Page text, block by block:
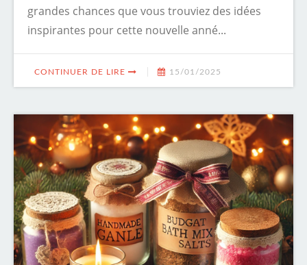
grandes chances que vous trouviez des idées
inspirantes pour cette nouvelle anné...
CONTINUER DE LIRE 15/01/2025